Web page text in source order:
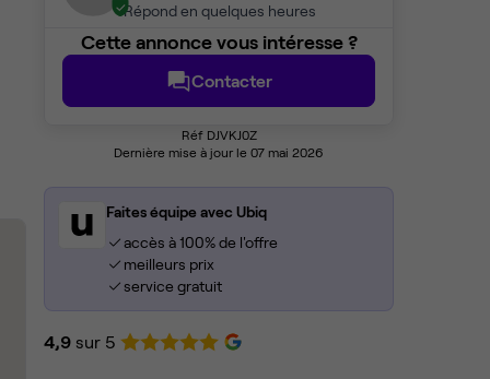
Répond en quelques heures
Cette annonce vous intéresse ?
Contacter
Réf DJVKJ0Z
Dernière mise à jour le 07 mai 2026
Faites équipe avec Ubiq
accès à 100% de l'offre
meilleurs prix
service gratuit
4,9 sur 5